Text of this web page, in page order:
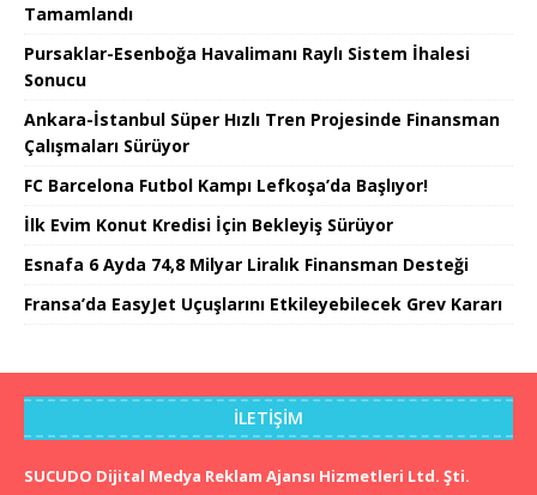
Tamamlandı
Pursaklar-Esenboğa Havalimanı Raylı Sistem İhalesi
Sonucu
Ankara-İstanbul Süper Hızlı Tren Projesinde Finansman
Çalışmaları Sürüyor
FC Barcelona Futbol Kampı Lefkoşa’da Başlıyor!
İlk Evim Konut Kredisi İçin Bekleyiş Sürüyor
Esnafa 6 Ayda 74,8 Milyar Liralık Finansman Desteği
Fransa’da EasyJet Uçuşlarını Etkileyebilecek Grev Kararı
İLETIŞIM
SUCUDO Dijital Medya Reklam Ajansı Hizmetleri Ltd. Şti.